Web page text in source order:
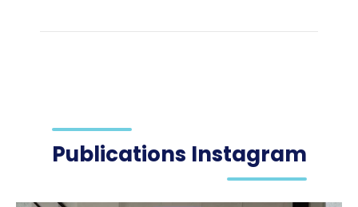
Publications Instagram